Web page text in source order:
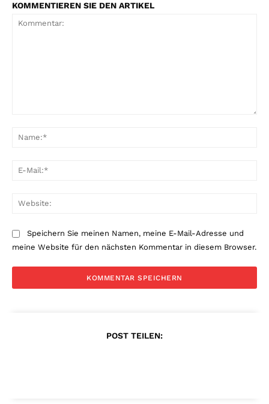
KOMMENTIEREN SIE DEN ARTIKEL
Speichern Sie meinen Namen, meine E-Mail-Adresse und
meine Website für den nächsten Kommentar in diesem Browser.
POST TEILEN: